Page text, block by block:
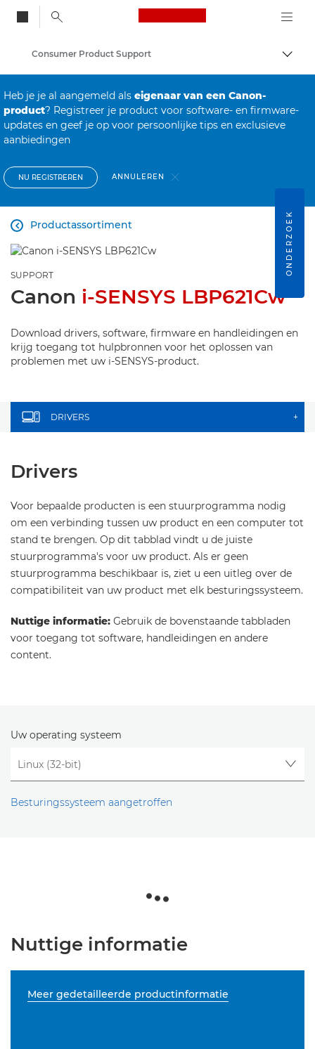
Canon Logo, back
Consumer Product Support
Heb je je al aangemeld als eigenaar van een Canon-
product? Registreer je product voor software- en firmware-
updates en geef je op voor persoonlijke tips en exclusieve
aanbiedingen
NU REGISTREREN ANNULEREN
Productassortiment

SUPPORT
Canon i-SENSYS LBP621Cw
Download drivers, software, firmware en handleidingen en
krijg toegang tot hulpbronnen voor het oplossen van
problemen met uw i-SENSYS-product.
DRIVERS +
Drivers
Voor bepaalde producten is een stuurprogramma nodig
om een verbinding tussen uw product en een computer tot
stand te brengen. Op dit tabblad vindt u de juiste
stuurprogramma's voor uw product. Als er geen
stuurprogramma beschikbaar is, ziet u een uitleg over de
compatibiliteit van uw product met elk besturingssysteem.
Nuttige informatie: Gebruik de bovenstaande tabbladen
voor toegang tot software, handleidingen en andere
content.
Uw operating systeem
Besturingssysteem aangetroffen
Nuttige informatie
Meer gedetailleerde productinformatie
ONDERZOEK